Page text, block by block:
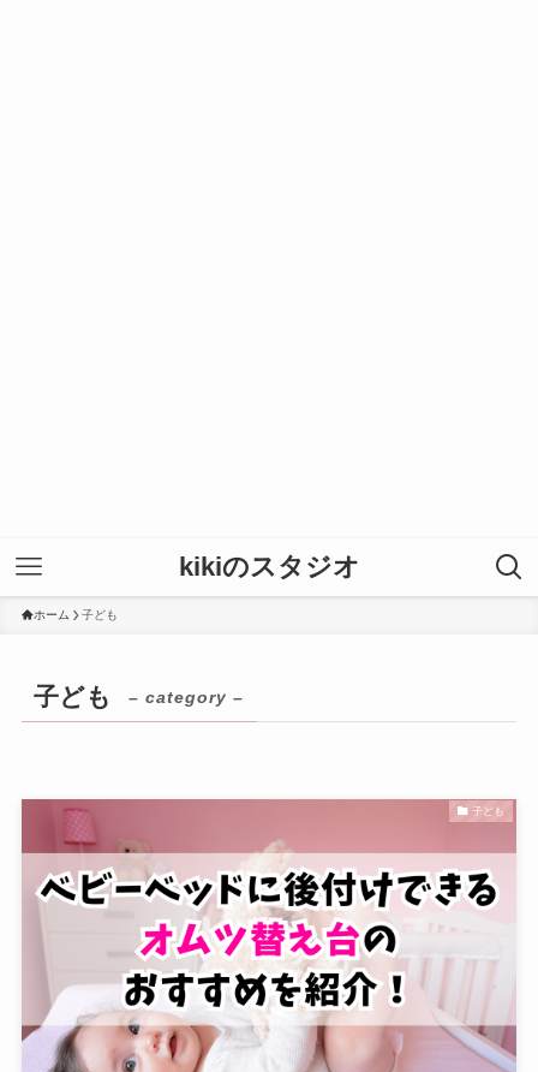
kikiのスタジオ
ホーム 子ども
子ども – category –
子ども